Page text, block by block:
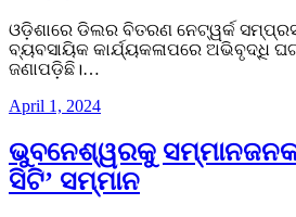
ଓଡ଼ିଶାରେ ଡିଲର ବିତରଣ ନେଟ୍ୱର୍କ
ବ୍ୟବସାୟିକ କାର୍ଯ୍ୟକଳାପରେ ଅଭିବୃଦ୍ଧି
ଜଣାପଡ଼ିଛି।…
April 1, 2024
ଭୁବନେଶ୍ୱରକୁ ସମ୍ମାନଜନକ
ସିଟି’ ସମ୍ମାନ